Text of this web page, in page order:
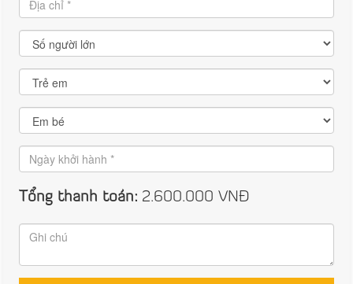
Tổng thanh toán: 2.600.000VNĐ